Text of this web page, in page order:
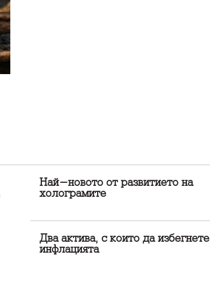
Най-новото от развитието на
холограмите
Два актива, с които да избегнете
инфлацията